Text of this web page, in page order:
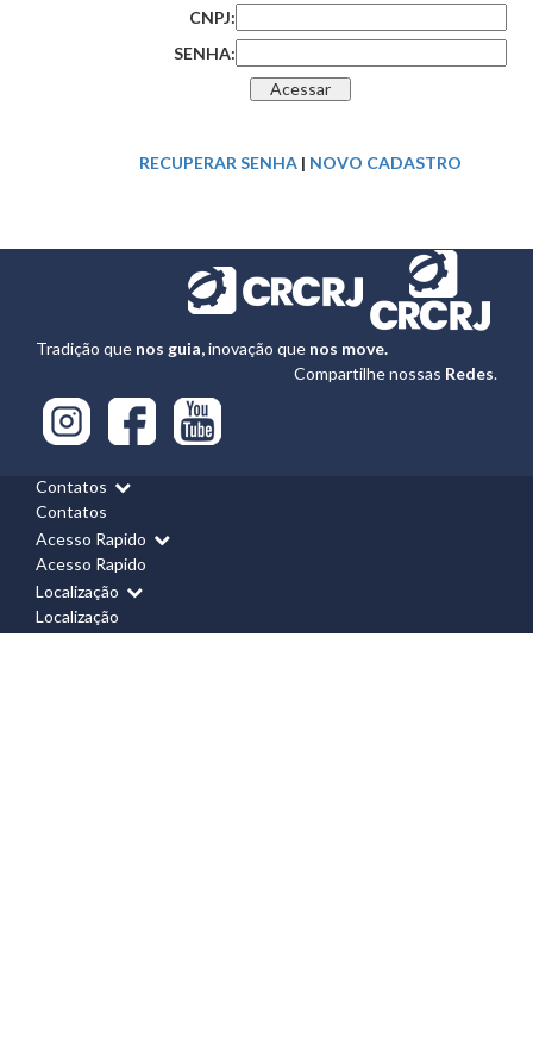
CNPJ:
SENHA:
RECUPERAR SENHA | NOVO CADASTRO
Tradição que nos guia,inovação que nos move.
Compartilhe nossas Redes.
Contatos
Contatos
Acesso Rapido
Acesso Rapido
Localização
Localização